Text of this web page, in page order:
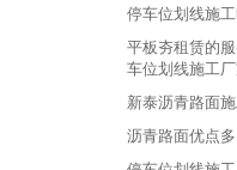
停车位划线施
平板夯租赁的
车位划线施工
新泰沥青路面
沥青路面优点